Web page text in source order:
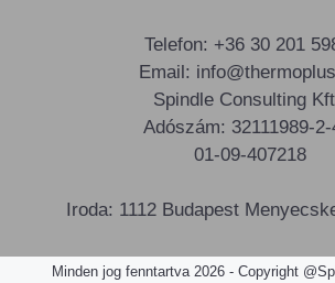
Telefon: +36 30 201
Email:
Spindle Consulting
Adószám: 32111989-2-
01-09-407218
Iroda: 1112 Budapest
Minden jog fenntartva 2026 - Copyright